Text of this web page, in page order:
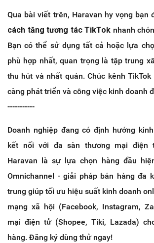
Qua bài viết trên, Haravan hy vọng bạn
cách tăng tương tác TikTok nhanh
Bạn có thể sử dụng tất cả hoặc lựa
phù hợp nhất, quan trọng là tập trung
thu hút và nhất quán. Chúc kênh
càng phát triển và công việc kinh doanh
-----------
Doanh nghiệp đang có định hướng
kết nối với đa sàn thương mại điện
Haravan là sự lựa chọn hàng đầu
Omnichannel - giải pháp bán hàng đa
trung giúp tối ưu hiệu suất kinh doanh
mạng xã hội (Facebook, Instagram,
mại điện tử (Shopee, Tiki, Lazada)
hàng. Đăng ký dùng thử ngay!